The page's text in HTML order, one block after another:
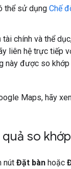
thể sử dụng Chế
chính và thể
liên hệ trực tiếp
này được so
Maps, hãy
so
nút Đặt bàn hoặc